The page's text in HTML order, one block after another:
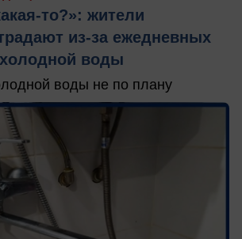
то?»: жители
из‑за ежедневных
воды
воды не по плану